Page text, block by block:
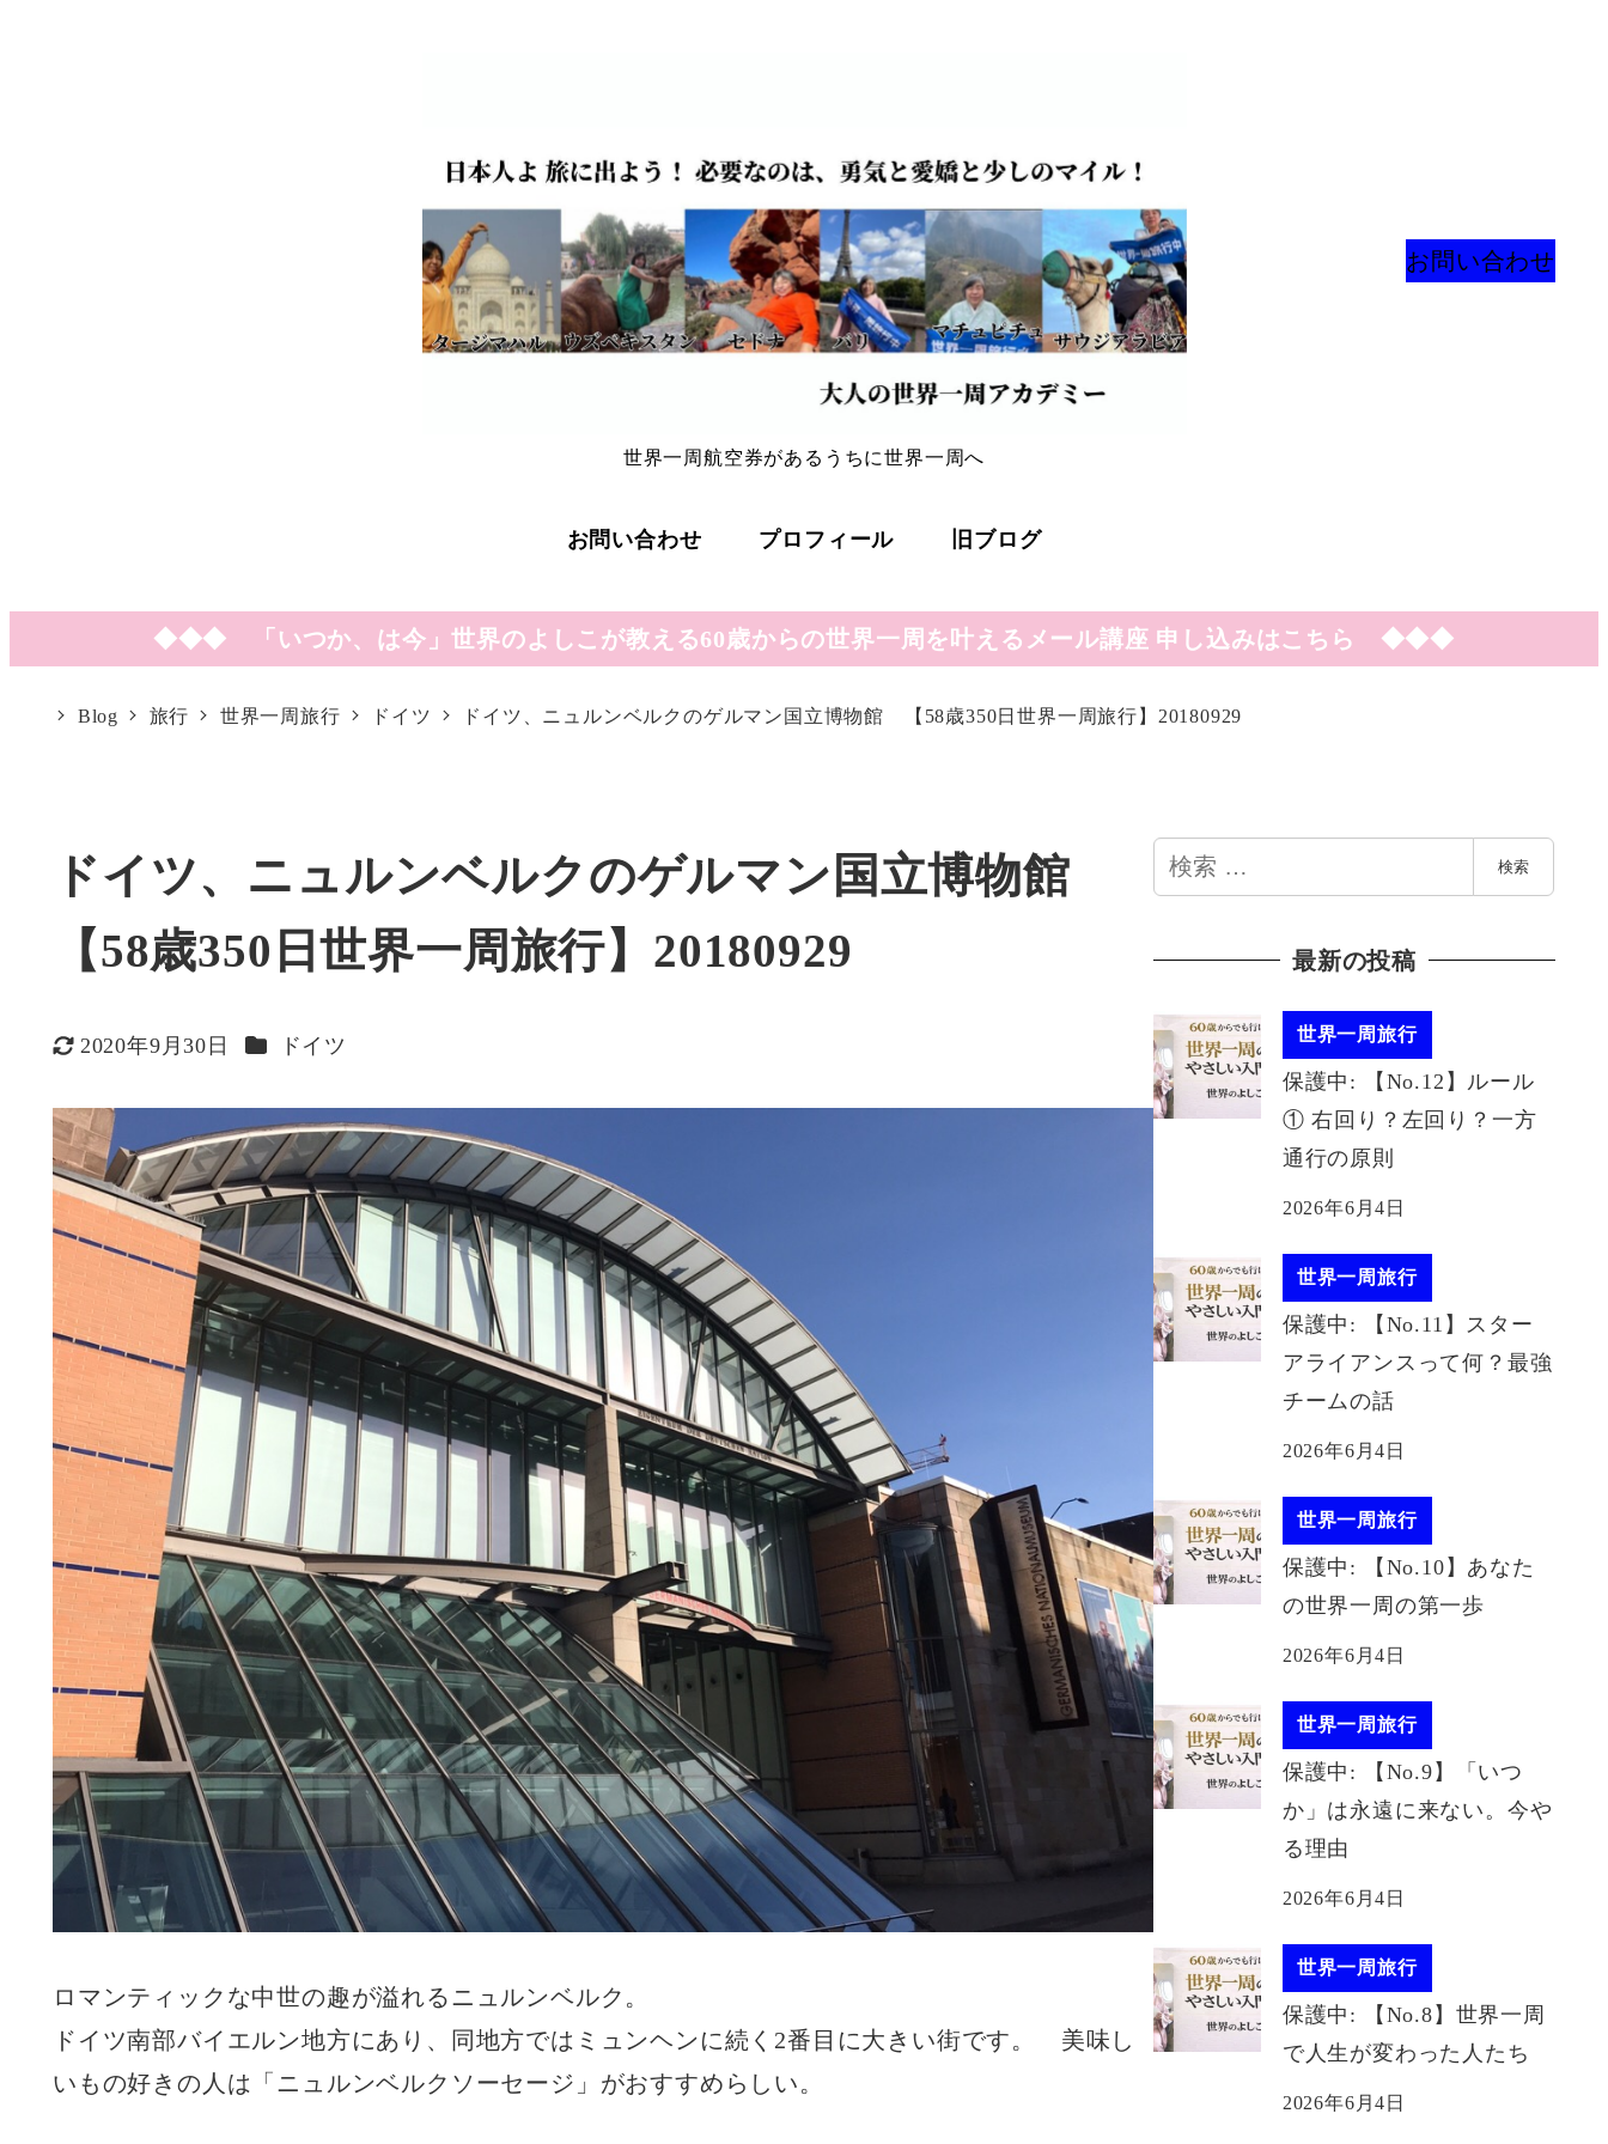
世界一周航空券があるうちに世界一周へ
お問い合わせ
お問い合わせ プロフィール 旧ブログ
◆◆◆ 「いつか、は今」世界のよしこが教える60歳からの世界一周を叶えるメール講座 申し込みはこちら ◆◆◆
Blog 旅行 世界一周旅行 ドイツ ドイツ、ニュルンベルクのゲルマン国立博物館 【58歳350日世界一周旅行】20180929
ドイツ、ニュルンベルクのゲルマン国立博物館
【58歳350日世界一周旅行】20180929
更新日
2020年9月30日 カテゴリー
ドイツ
ロマンティックな中世の趣が溢れるニュルンベルク。
ドイツ南部バイエルン地方にあり、同地方ではミュンヘンに続く2番目に大きい街です。 美味し
いもの好きの人は「ニュルンベルクソーセージ」がおすすめらしい。
検
索
検索
最新の投稿
世界一周旅行
保護中: 【No.12】ルール
① 右回り？左回り？一方
通行の原則
2026年6月4日
世界一周旅行
保護中: 【No.11】スター
アライアンスって何？最強
チームの話
2026年6月4日
世界一周旅行
保護中: 【No.10】あなた
の世界一周の第一歩
2026年6月4日
世界一周旅行
保護中: 【No.9】「いつ
か」は永遠に来ない。今や
る理由
2026年6月4日
世界一周旅行
保護中: 【No.8】世界一周
で人生が変わった人たち
2026年6月4日